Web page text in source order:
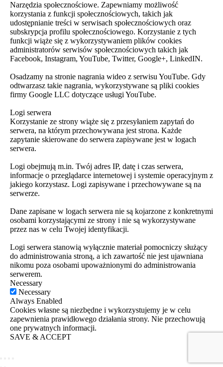
Narzędzia społecznościowe. Zapewniamy możliwość
korzystania z funkcji społecznościowych, takich jak
udostępnianie treści w serwisach społecznościowych oraz
subskrypcja profilu społecznościowego. Korzystanie z tych
funkcji wiąże się z wykorzystywaniem plików cookies
administratorów serwisów społecznościowych takich jak
Facebook, Instagram, YouTube, Twitter, Google+, LinkedIN.
Osadzamy na stronie nagrania wideo z serwisu YouTube. Gdy
odtwarzasz takie nagrania, wykorzystywane są pliki cookies
firmy Google LLC dotyczące usługi YouTube.
Logi serwera
Korzystanie ze strony wiąże się z przesyłaniem zapytań do
serwera, na którym przechowywana jest strona. Każde
zapytanie skierowane do serwera zapisywane jest w logach
serwera.
Logi obejmują m.in. Twój adres IP, datę i czas serwera,
informacje o przeglądarce internetowej i systemie operacyjnym z
jakiego korzystasz. Logi zapisywane i przechowywane są na
serwerze.
Dane zapisane w logach serwera nie są kojarzone z konkretnymi
osobami korzystającymi ze strony i nie są wykorzystywane
przez nas w celu Twojej identyfikacji.
Logi serwera stanowią wyłącznie materiał pomocniczy służący
do administrowania stroną, a ich zawartość nie jest ujawniana
nikomu poza osobami upoważnionymi do administrowania
serwerem.
Necessary
Necessary
Always Enabled
Cookies własne są niezbędne i wykorzystujemy je w celu
zapewnienia prawidłowego działania strony. Nie przechowują
one prywatnych informacji.
SAVE & ACCEPT